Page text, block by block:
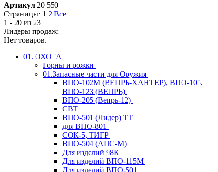
Артикул 20 550
Страницы: 1 2 Все
1 - 20 из 23
Лидеры продаж:
Нет товаров.
01. ОХОТА
Горны и рожки
01.Запасные части для Оружия
ВПО-102М (ВЕПРЬ-ХАНТЕР), ВПО-105,
ВПО-123 (ВЕПРЬ)
ВПО-205 (Вепрь-12)
СВТ
ВПО-501 (Лидер) ТТ
для ВПО-801
СОК-5, ТИГР
ВПО-504 (АПС-М)
Для изделий 98К
Для изделий ВПО-115М
Для изделий ВПО-501